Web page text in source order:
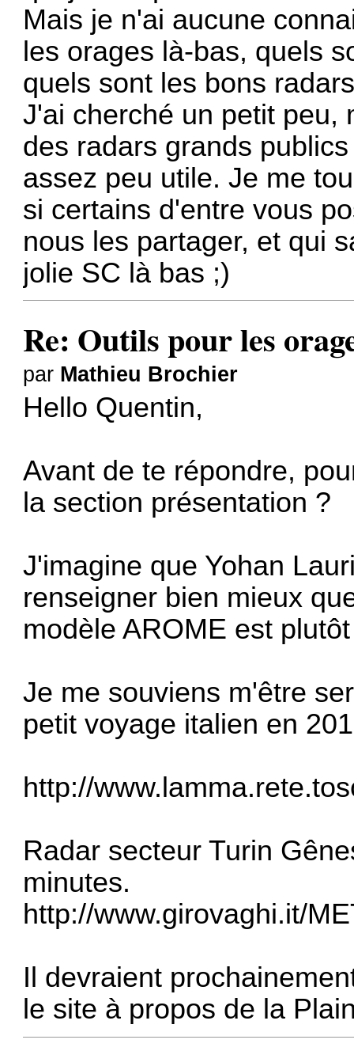
Mais je n'ai aucune
les orages là-bas, quels
quels sont les bons
J'ai cherché un petit peu,
des radars grands
assez peu utile. Je me
si certains d'entre vous
nous les partager, et qui
jolie SC là bas ;)
Re: Outils pour les
par Mathieu Brochier
Hello Quentin,
Avant de te répondre,
la section présentation ?
J'imagine que Yohan
renseigner bien mieux
modèle AROME est
Je me souviens m'être
petit voyage italien en
http://
Radar secteur Turin
minutes.
http://www.girovaghi.it/
Il devraient
le site à propos de la